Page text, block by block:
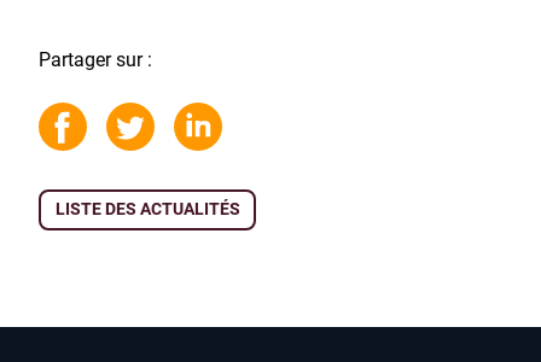
Partager sur :
LISTE DES ACTUALITÉS